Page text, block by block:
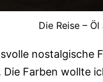
Die Reise –
Die Farben wollte